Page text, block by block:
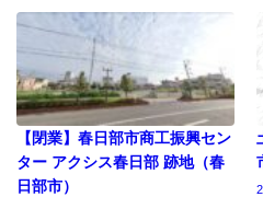
【閉業】春日部市商工振興セン
ター アクシス春日部 跡地（春
日部市）